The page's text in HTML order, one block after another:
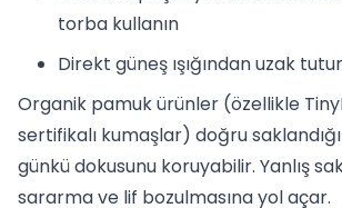
torba kullanın
Direkt güneş ışığından uzak
Organik pamuk ürünler (özellikle
sertifikalı kumaşlar) doğru
günkü dokusunu koruyabilir. Yanlış
sararma ve lif bozulmasına yol açar.